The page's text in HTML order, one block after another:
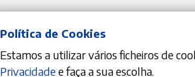
Política de Cookies
Estamos a utilizar vários ficheiros de
Privacidadee faça a sua escolha.